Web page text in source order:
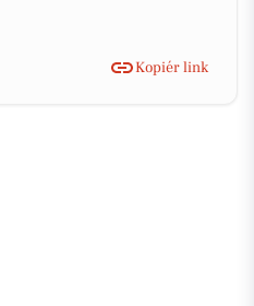
Kopiér link